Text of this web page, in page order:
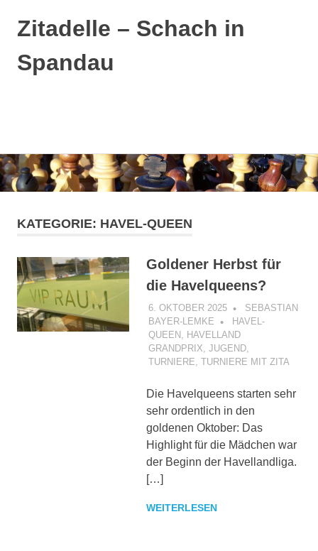
Zum
Inhalt
springen
Zitadelle – Schach in
Spandau
KATEGORIE: HAVEL-QUEEN
Goldener Herbst für
die Havelqueens?
6. OKTOBER 2025
SEBASTIAN
BAYER-LEMKE
HAVEL-
QUEEN, HAVELLAND
GRANDPRIX JUGEND,
TURNIERE TURNIERE MIT ZITA
Die Havelqueens starten sehr
sehr ordentlich in den
goldenen Oktober: Das
Highlight für die Mädchen war
der Beginn der Havellandliga.
[…]
WEITERLESEN